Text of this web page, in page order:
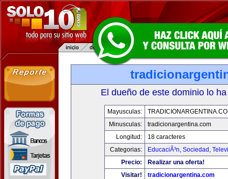
El dueño de este dominio lo
Mayusculas:
Minusculas:
tradicionargentina.com
Longitud:
18 caracteres
Categorias:
EducaciÃ³n, Sociedad ,
Precio:
Realizar una oferta!
Visitar!
tradicionargentina.com